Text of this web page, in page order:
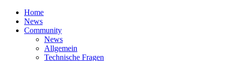
Home
News
Community
News
Allgemein
Technische Fragen